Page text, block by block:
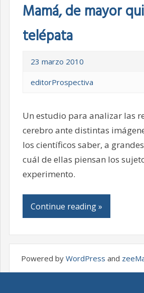
Mamá, de mayor
telépata
23 marzo 2010
editorProspectiva
Un estudio para analizar las
cerebro ante distintas
los científicos saber, a
cuál de ellas piensan los
experimento.
Continue reading »
Powered by WordPress and